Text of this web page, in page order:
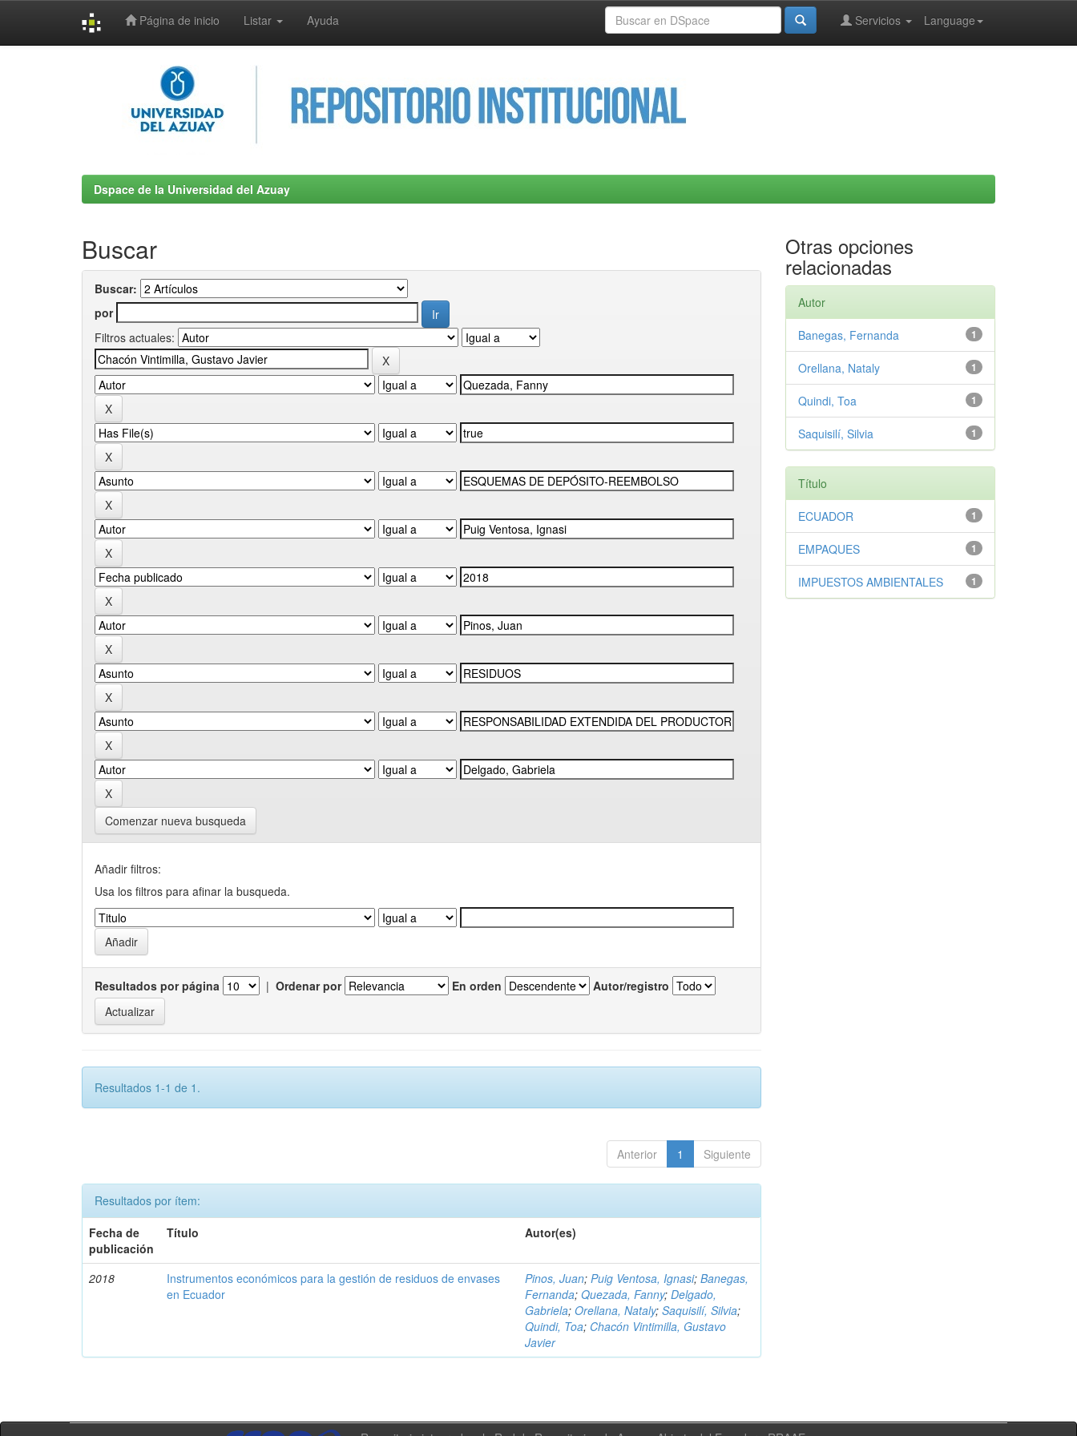
Página de inicio Listar Ayuda Language
Servicios
Dspace de la Universidad del Azuay
Buscar
Buscar:
por
Filtros actuales:
Comenzar nueva busqueda
Añadir filtros:
Usa los filtros para afinar la busqueda.
Resultados por página | Ordenar por En orden Autor/registro
Resultados 1-1 de 1.
Anterior 1 Siguiente
Resultados por ítem:
Fecha de
publicación
Título Autor(es)
2018
Instrumentos económicos para la gestión de residuos de envases
en Ecuador
Pinos, Juan;Puig Ventosa, Ignasi;Banegas,
Fernanda;Quezada, Fanny;Delgado,
Gabriela;Orellana, Nataly;Saquisilí, Silvia;
Quindi, Toa; Chacón Vintimilla, Gustavo
Javier
Otras opciones
relacionadas
Autor
1
Banegas, Fernanda
1
Orellana, Nataly
1
Quindi, Toa
1
Saquisilí, Silvia
Título
1
ECUADOR
1
EMPAQUES
1
IMPUESTOS AMBIENTALES